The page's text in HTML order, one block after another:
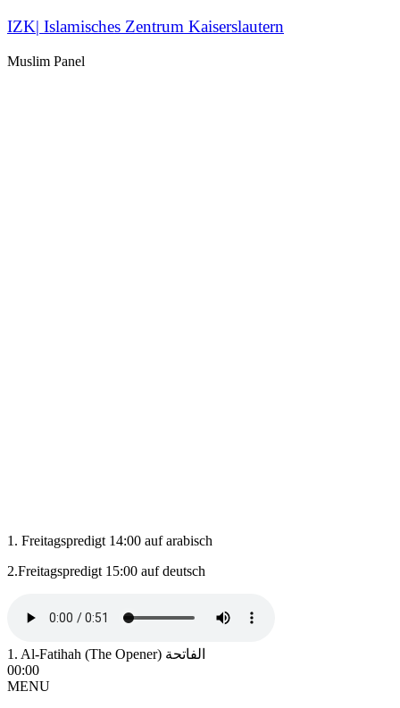
IZK| Islamisches Zentrum Kaiserslautern
Muslim Panel
1. Freitagspredigt 14:00 auf arabisch
2.Freitagspredigt 15:00 auf deutsch
1. Al-Fatihah (The Opener) الفاتحة
00:00
MENU